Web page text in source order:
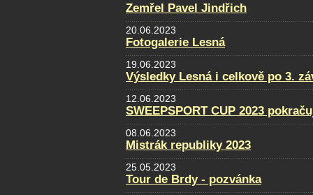
Zemřel Pavel Jindřich
20.06.2023
Fotogalerie Lesná
19.06.2023
Výsledky Lesná i celkově po 3.
12.06.2023
SWEEPSPORT CUP 2023
08.06.2023
Mistrák republiky 2023
25.05.2023
Tour de Brdy - pozvánka